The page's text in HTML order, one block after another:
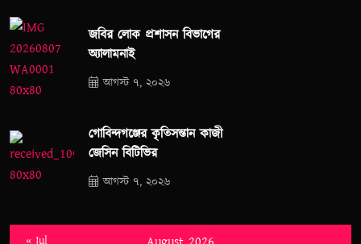
জবির লোক প্রশাসন বিভাগের
অ্যালামনাই
আগস্ট ৭, ২০২৬
গোবিন্দগঞ্জের কৃতিসন্তান কাজী
জেসিন বিটিভির
আগস্ট ৭, ২০২৬
« Jul